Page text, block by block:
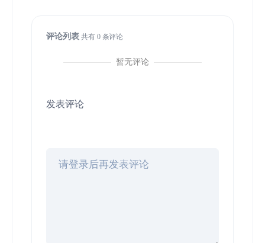
评论列表共有 0条评论
暂无评论
发表评论